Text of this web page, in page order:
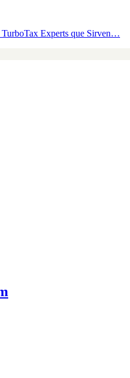
TurboTax Experts que Sirven…